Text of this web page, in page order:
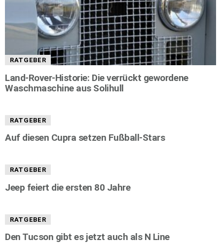
RATGEBER
Land-Rover-Historie: Die verrückt gewordene
Waschmaschine aus Solihull
RATGEBER
Auf diesen Cupra setzen Fußball-Stars
RATGEBER
Jeep feiert die ersten 80 Jahre
RATGEBER
Den Tucson gibt es jetzt auch als N Line